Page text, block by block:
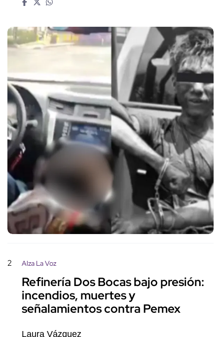
2 Alza La Voz
Refinería Dos Bocas bajo presión:
incendios, muertes y
señalamientos contra Pemex
Laura Vázquez